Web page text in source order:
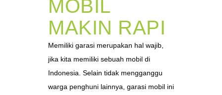
MOBIL
MAKIN RAPI
Memiliki garasi merupakan hal wajib,
jika kita memiliki sebuah mobil di
Indonesia. Selain tidak mengganggu
warga penghuni lainnya, garasi mobil ini